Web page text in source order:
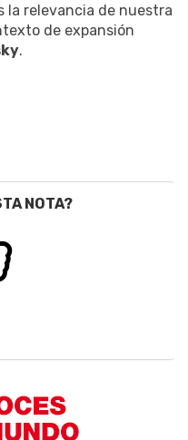
la relevancia de nuestra
de expansión
.
NOTA?